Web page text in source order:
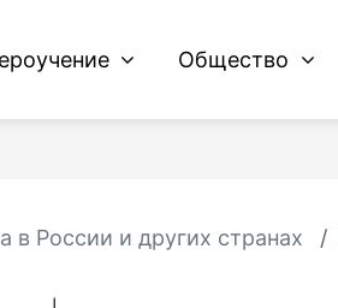
Общество
в России и других странах